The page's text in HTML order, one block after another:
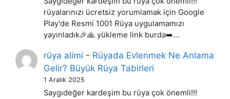
rüyalarınızı ücretsiz yorumlamak için Google
Play'de Resmi 1001 Rüya uygulamamızı
yayınladık🎉🙏 yükleme link burda➡️…
rüya alimi - Rüyada Evlenmek Ne Anlama
Gelir? Büyük Rüya Tabirleri
1 Aralık 2025
Saygıdeğer kardeşim bu rüya çok önemli!!!